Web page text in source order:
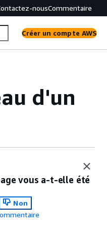
nousCommentaire
Créer un compte AWS
d'un
vous a-t-elle été
Non